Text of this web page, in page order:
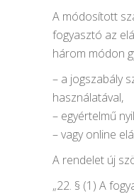
A módosított
fogyasztó az
három módon
– a jogszabály
használatával,
– egyértelmű
– vagy online
A rendelet új
„22. § (1) A